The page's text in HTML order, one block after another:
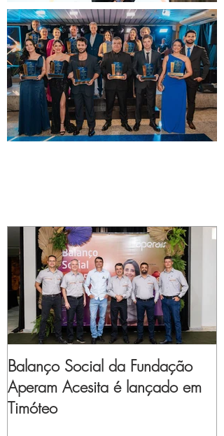
Balanço Social da Fundação
Aperam Acesita é lançado em
Timóteo